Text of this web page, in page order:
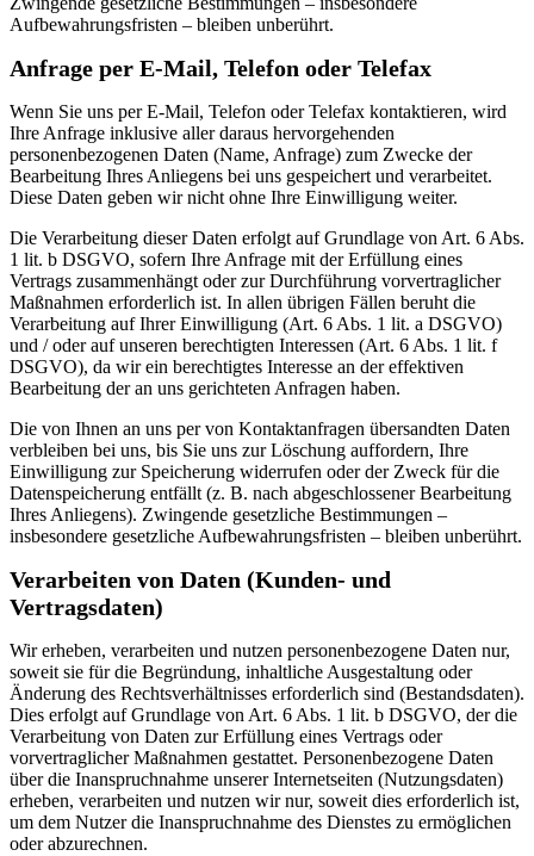
Aufbewahrungsfristen – bleiben unberührt.
Anfrage per E-Mail, Telefon oder Telefax
Wenn Sie uns per E-Mail, Telefon oder Telefax kontaktieren, wird
Ihre Anfrage inklusive aller daraus hervorgehenden
personenbezogenen Daten (Name, Anfrage) zum Zwecke der
Bearbeitung Ihres Anliegens bei uns gespeichert und verarbeitet.
Diese Daten geben wir nicht ohne Ihre Einwilligung weiter.
Die Verarbeitung dieser Daten erfolgt auf Grundlage von Art. 6 Abs.
1 lit. b DSGVO, sofern Ihre Anfrage mit der Erfüllung eines
Vertrags zusammenhängt oder zur Durchführung vorvertraglicher
Maßnahmen erforderlich ist. In allen übrigen Fällen beruht die
Verarbeitung auf Ihrer Einwilligung (Art. 6 Abs. 1 lit. a DSGVO)
und / oder auf unseren berechtigten Interessen (Art. 6 Abs. 1 lit. f
DSGVO), da wir ein berechtigtes Interesse an der effektiven
Bearbeitung der an uns gerichteten Anfragen haben.
Die von Ihnen an uns per von Kontaktanfragen übersandten Daten
verbleiben bei uns, bis Sie uns zur Löschung auffordern, Ihre
Einwilligung zur Speicherung widerrufen oder der Zweck für die
Datenspeicherung entfällt (z. B. nach abgeschlossener Bearbeitung
Ihres Anliegens). Zwingende gesetzliche Bestimmungen –
insbesondere gesetzliche Aufbewahrungsfristen – bleiben unberührt.
Verarbeiten von Daten (Kunden- und
Vertragsdaten)
Wir erheben, verarbeiten und nutzen personenbezogene Daten nur,
soweit sie für die Begründung, inhaltliche Ausgestaltung oder
Änderung des Rechtsverhältnisses erforderlich sind (Bestandsdaten).
Dies erfolgt auf Grundlage von Art. 6 Abs. 1 lit. b DSGVO, der die
Verarbeitung von Daten zur Erfüllung eines Vertrags oder
vorvertraglicher Maßnahmen gestattet. Personenbezogene Daten
über die Inanspruchnahme unserer Internetseiten (Nutzungsdaten)
erheben, verarbeiten und nutzen wir nur, soweit dies erforderlich ist,
um dem Nutzer die Inanspruchnahme des Dienstes zu ermöglichen
oder abzurechnen.